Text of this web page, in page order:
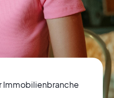
Immobilienbranche